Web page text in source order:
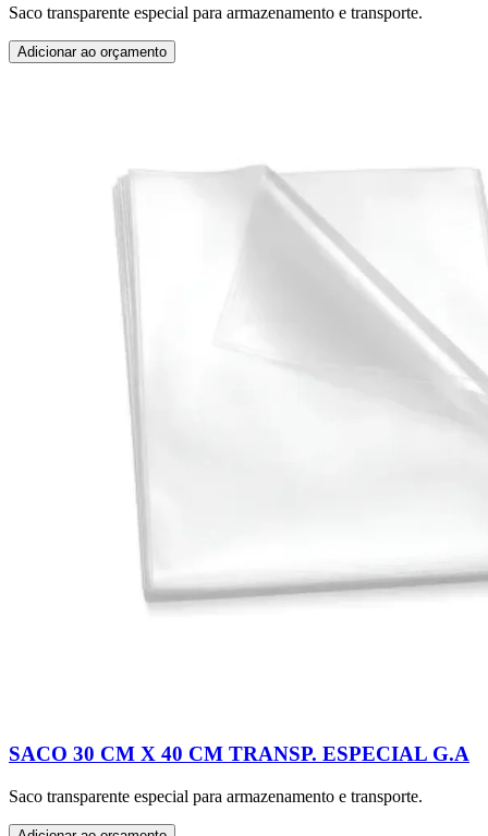
Saco transparente especial para armazenamento e transporte.
Adicionar ao orçamento
SACO 30 CM X 40 CM TRANSP. ESPECIAL G.A
Saco transparente especial para armazenamento e transporte.